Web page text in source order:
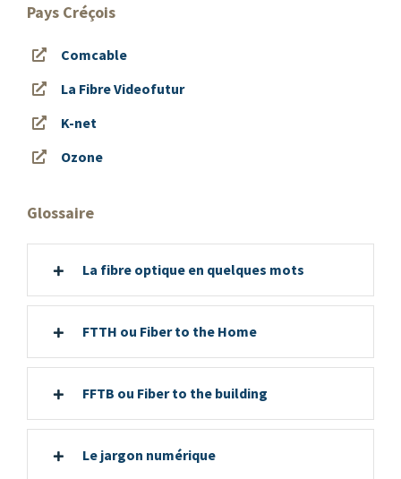
Pays Créçois
Comcable
La Fibre Videofutur
K-net
Ozone
Glossaire
La fibre optique en quelques mots
FTTH ou Fiber to the Home
FFTB ou Fiber to the building
Le jargon numérique